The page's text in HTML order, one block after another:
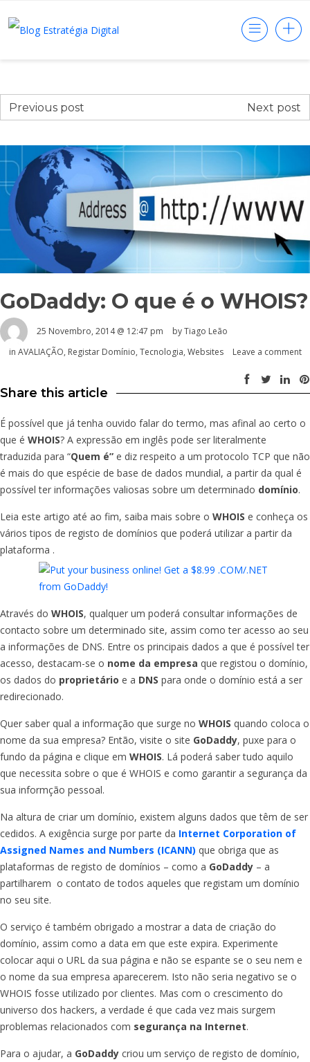
Previous post Next post
GoDaddy: O que é o WHOIS?
25 Novembro, 2014 @ 12:47 pm
by Tiago Leão
in AVALIAÇÃO, Registar Domínio, Tecnologia, Websites Leave a comment
Share this article
É possível que já tenha ouvido falar do termo, mas afinal ao certo o
que é WHOIS? A expressão em inglês pode ser literalmente
traduzida para “Quem é” e diz respeito a um protocolo TCP que não
é mais do que espécie de base de dados mundial, a partir da qual é
possível ter informações valiosas sobre um determinado domínio.
Leia este artigo até ao fim, saiba mais sobre o WHOIS e conheça os
vários tipos de registo de domínios que poderá utilizar a partir da
plataforma .
Através do WHOIS, qualquer um poderá consultar informações de
contacto sobre um determinado site, assim como ter acesso ao seu
a informações de DNS. Entre os principais dados a que é possível ter
acesso, destacam-se o nome da empresa que registou o domínio,
os dados do proprietário e a DNS para onde o domínio está a ser
redirecionado.
Quer saber qual a informação que surge no WHOIS quando coloca o
nome da sua empresa? Então, visite o site GoDaddy, puxe para o
fundo da página e clique em WHOIS. Lá poderá saber tudo aquilo
que necessita sobre o que é WHOIS e como garantir a segurança da
sua informção pessoal.
Na altura de criar um domínio, existem alguns dados que têm de ser
cedidos. A exigência surge por parte da Internet Corporation of
Assigned Names and Numbers (ICANN) que obriga que as
plataformas de registo de domínios – como a GoDaddy – a
partilharem o contato de todos aqueles que registam um domínio
no seu site.
O serviço é também obrigado a mostrar a data de criação do
domínio, assim como a data em que este expira. Experimente
colocar aqui o URL da sua página e não se espante se o seu nem e
o nome da sua empresa aparecerem. Isto não seria negativo se o
WHOIS fosse utilizado por clientes. Mas com o crescimento do
universo dos hackers, a verdade é que cada vez mais surgem
problemas relacionados com segurança na Internet.
Para o ajudar, a GoDaddy criou um serviço de registo de domínio,